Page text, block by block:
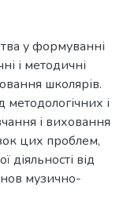
у формуванні
і методичні
школярів.
і
і виховання
цих проблем,
діяльності від
музично-